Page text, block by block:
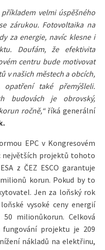
velmi úspěšného
zárukou. Fotovoltaika na
za energie, navíc klesne i
Doufám, že efektivita
centru bude motivovat
v našich městech a obcích,
také přemýšleli.
budovách je obrovský,
ročně,“říká generální
EPC v Kongresovém
největších projektů tohoto
z ČEZ ESCO garantuje
korun. Pokud by to
Jen za loňský rok
vysoké ceny energií
milionůkorun. Celková
projektu je 209
nákladů na elektřinu,